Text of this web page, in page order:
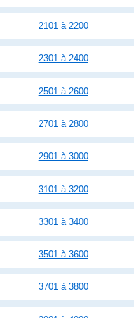
2101 à 2200
2301 à 2400
2501 à 2600
2701 à 2800
2901 à 3000
3101 à 3200
3301 à 3400
3501 à 3600
3701 à 3800